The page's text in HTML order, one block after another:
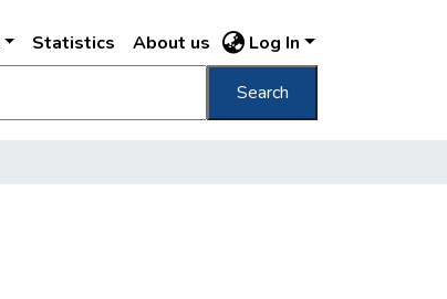
Statistics About us Log In
Search